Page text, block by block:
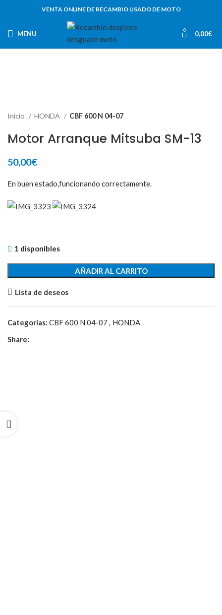
VENTA ONLINE DE RECAMBIO USADO DE MOTO
MENU 0 0,00€
Inicio HONDA CBF 600 N 04-07
Motor Arranque Mitsuba SM-13
50,00€
En buen estado,funcionando correctamente.
1 disponibles
AÑADIR AL CARRITO
Lista de deseos
Categorías: CBF 600 N 04-07 , HONDA
Share: